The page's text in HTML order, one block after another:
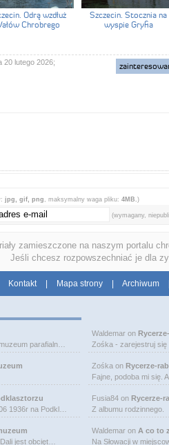
Odrą wzdłuż
Chrobrego
Szczecin. Stocznia na
wyspie Gryfia
20 lutego 2026;
jpg, gif, png , maksymalny waga pliku: 4MB.)
(wymagany,
zamieszczone na naszym portalu
Jeśli chcesz rozpowszechniać je dla
Kontakt Mapa strony Archiwum
parafialn…
1936r na Podkl…
jest obcięt…
Waldemar on
Zośka - zarejestruj się
Zośka on Rycerze-
Fajne, podoba mi się.
Fusia84 on Rycerze-
Z albumu rodzinnego.
Waldemar on A co to
Na Słowacji w